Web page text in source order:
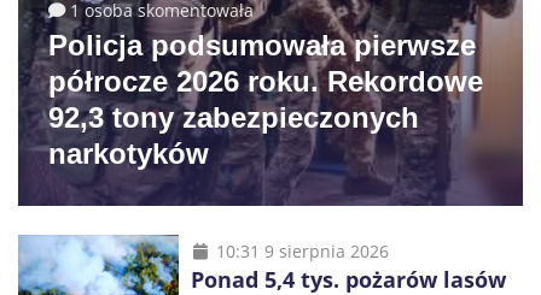
1 osoba skomentowała
Policja podsumowała pierwsze
półrocze 2026 roku. Rekordowe
92,3 tony zabezpieczonych
narkotyków
10:31 9 sierpnia 2026
Ponad 5,4 tys. pożarów lasów